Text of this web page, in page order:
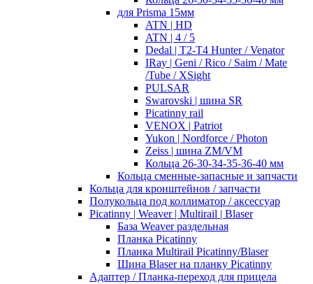
для Prisma 15мм
ATN | HD
ATN | 4 / 5
Dedal | T2-T4 Hunter / Venator
IRay | Geni / Rico / Saim / Mate
/Tube / XSight
PULSAR
Swarovski | шина SR
Picatinny rail
VENOX | Patriot
Yukon | Nordforce / Photon
Zeiss | шина ZM/VM
Кольца 26-30-34-35-36-40 мм
Кольца сменные-запасные и запчасти
Кольца для кронштейнов / запчасти
Полукольца под коллиматор / аксессуар
Picatinny | Weaver | Multirail | Blaser
База Weaver раздельная
Планка Picatinny
Планка Multirail Picatinny/Blaser
Шина Blaser на планку Picatinny
Адаптер / Планка-переход для прицела